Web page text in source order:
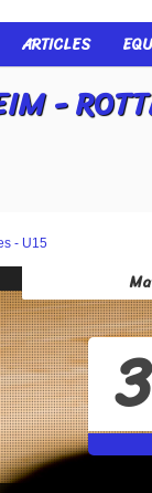
ARTICLES
-
- U15